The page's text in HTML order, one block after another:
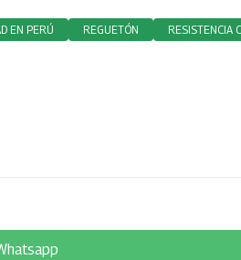
EN PERÚ REGUETÓN RESISTENCIA